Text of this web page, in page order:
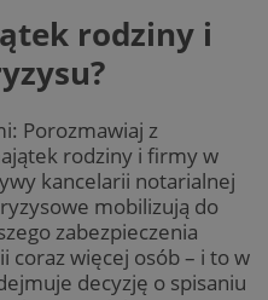
rodziny i
Porozmawiaj z
rodziny i firmy w
kancelarii notarialnej
mobilizują do
zabezpieczenia
coraz więcej osób – i to w
decyzję o spisaniu